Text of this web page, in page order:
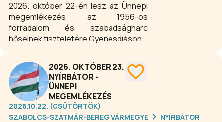
2026. október 22-én lesz az Ünnepi
megemlékezés az 1956-os
forradalom és szabadságharc
hőseinek tiszteletére Gyenesdiáson.
2026. OKTÓBER 23.
NYÍRBÁTOR -
ÜNNEPI
MEGEMLÉKEZÉS
2026.10.22. (CSÜTÖRTÖK)
SZABOLCS-SZATMÁR-BEREG VÁRMEGYE
NYÍRBÁTOR